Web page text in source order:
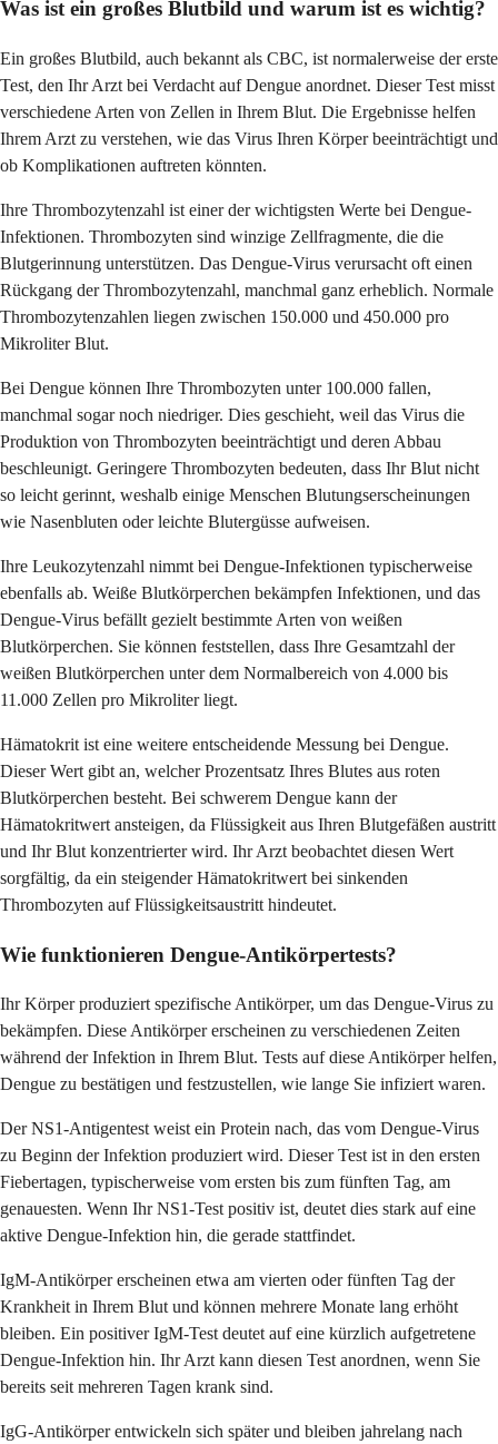
Was ist ein großes Blutbild und warum ist es wichtig?
Ein großes Blutbild, auch bekannt als CBC, ist normalerweise der erste
Test, den Ihr Arzt bei Verdacht auf Dengue anordnet. Dieser Test misst
verschiedene Arten von Zellen in Ihrem Blut. Die Ergebnisse helfen
Ihrem Arzt zu verstehen, wie das Virus Ihren Körper beeinträchtigt und
ob Komplikationen auftreten könnten.
Ihre Thrombozytenzahl ist einer der wichtigsten Werte bei Dengue-
Infektionen. Thrombozyten sind winzige Zellfragmente, die die
Blutgerinnung unterstützen. Das Dengue-Virus verursacht oft einen
Rückgang der Thrombozytenzahl, manchmal ganz erheblich. Normale
Thrombozytenzahlen liegen zwischen 150.000 und 450.000 pro
Mikroliter Blut.
Bei Dengue können Ihre Thrombozyten unter 100.000 fallen,
manchmal sogar noch niedriger. Dies geschieht, weil das Virus die
Produktion von Thrombozyten beeinträchtigt und deren Abbau
beschleunigt. Geringere Thrombozyten bedeuten, dass Ihr Blut nicht
so leicht gerinnt, weshalb einige Menschen Blutungserscheinungen
wie Nasenbluten oder leichte Blutergüsse aufweisen.
Ihre Leukozytenzahl nimmt bei Dengue-Infektionen typischerweise
ebenfalls ab. Weiße Blutkörperchen bekämpfen Infektionen, und das
Dengue-Virus befällt gezielt bestimmte Arten von weißen
Blutkörperchen. Sie können feststellen, dass Ihre Gesamtzahl der
weißen Blutkörperchen unter dem Normalbereich von 4.000 bis
11.000 Zellen pro Mikroliter liegt.
Hämatokrit ist eine weitere entscheidende Messung bei Dengue.
Dieser Wert gibt an, welcher Prozentsatz Ihres Blutes aus roten
Blutkörperchen besteht. Bei schwerem Dengue kann der
Hämatokritwert ansteigen, da Flüssigkeit aus Ihren Blutgefäßen austritt
und Ihr Blut konzentrierter wird. Ihr Arzt beobachtet diesen Wert
sorgfältig, da ein steigender Hämatokritwert bei sinkenden
Thrombozyten auf Flüssigkeitsaustritt hindeutet.
Wie funktionieren Dengue-Antikörpertests?
Ihr Körper produziert spezifische Antikörper, um das Dengue-Virus zu
bekämpfen. Diese Antikörper erscheinen zu verschiedenen Zeiten
während der Infektion in Ihrem Blut. Tests auf diese Antikörper helfen,
Dengue zu bestätigen und festzustellen, wie lange Sie infiziert waren.
Der NS1-Antigentest weist ein Protein nach, das vom Dengue-Virus
zu Beginn der Infektion produziert wird. Dieser Test ist in den ersten
Fiebertagen, typischerweise vom ersten bis zum fünften Tag, am
genauesten. Wenn Ihr NS1-Test positiv ist, deutet dies stark auf eine
aktive Dengue-Infektion hin, die gerade stattfindet.
IgM-Antikörper erscheinen etwa am vierten oder fünften Tag der
Krankheit in Ihrem Blut und können mehrere Monate lang erhöht
bleiben. Ein positiver IgM-Test deutet auf eine kürzlich aufgetretene
Dengue-Infektion hin. Ihr Arzt kann diesen Test anordnen, wenn Sie
bereits seit mehreren Tagen krank sind.
IgG-Antikörper entwickeln sich später und bleiben jahrelang nach